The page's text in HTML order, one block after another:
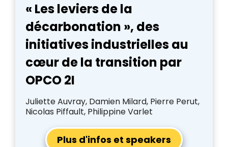
« Les leviers de la
décarbonation », des
initiatives industrielles au
cœur de la transition par
OPCO 2I
Juliette Auvray, Damien Milard, Pierre Perut,
Nicolas Piffault, Philippine Varlet
Plus d'infos et speakers